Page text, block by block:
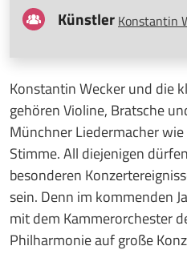
Konstantin Wecker und die
gehören Violine, Bratsche
Münchner Liedermacher
Stimme. All diejenigen
besonderen
sein. Denn im kommenden
mit dem Kammerorchester
Philharmonie auf große
Künstler Konstantin